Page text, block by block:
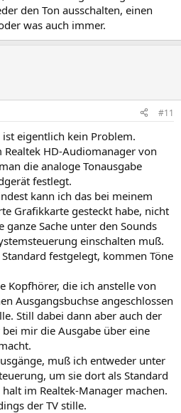
den Ton ausschalten, einen
was auch immer.
#11
eigentlich kein Problem.
HD-Audiomanager von
die analoge Tonausgabe
festlegt.
kann ich das bei meinem
Grafikkarte gesteckt habe, nicht
Sache unter den Sounds
einschalten muß.
festgelegt, kommen Töne
Kopfhörer, die ich anstelle von
Ausgangsbuchse angeschlossen
Still dabei dann aber auch der
mir die Ausgabe über eine
muß ich entweder unter
um sie dort als Standard
im Realtek-Manager machen.
der TV stille.